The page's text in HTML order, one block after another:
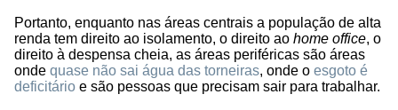
Portanto, enquanto nas áreas centrais a população de alta
renda tem direito ao isolamento, o direito ao home office, o
direito à despensa cheia, as áreas periféricas são áreas
onde quase não sai água das torneiras, onde o esgoto é
deficitário e são pessoas que precisam sair para trabalhar.